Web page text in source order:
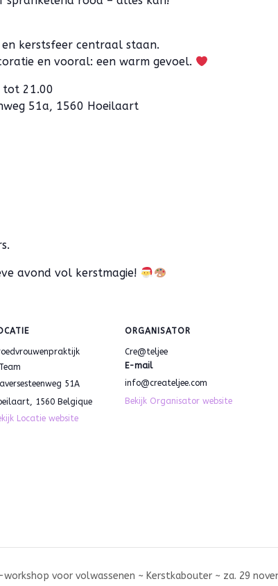
kerstsfeer centraal staan.
en vooral: een warm gevoel.
tot 21.00
51a, 1560 Hoeilaart
avond vol kerstmagie!
51A
, 1560 Belgique
Locatie website
ORGANISATOR
Cre@teljee
E-mail
info@createljee.com
Bekijk Organisator website
voor volwassenen ~ Kerstkabouter ~ za. 29